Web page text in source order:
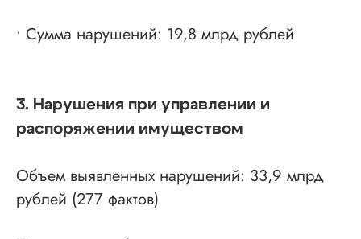
• Сумма нарушений: 19,8 млрд рублей
3. Нарушения при управлении и
распоряжении имуществом
Объем выявленных нарушений: 33,9 млрд
рублей (277 фактов)